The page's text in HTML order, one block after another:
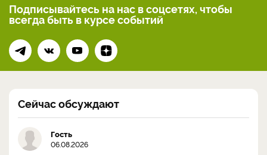
Подписывайтесь на нас в соцсетях, чтобы
всегдабыть в курсе событий
Сейчас обсуждают
Гость
06.08.2026